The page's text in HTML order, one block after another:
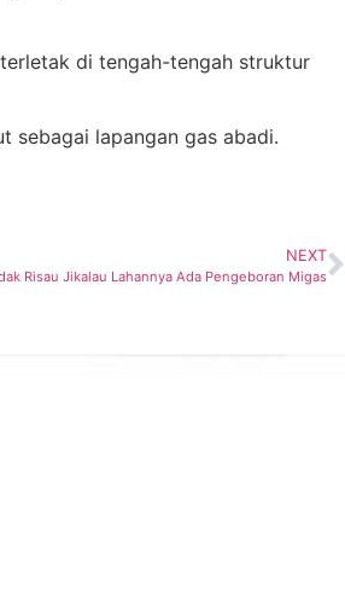
di tengah-tengah struktur
sebagai lapangan gas abadi.
NEXT
Risau Jikalau Lahannya Ada Pengeboran Migas